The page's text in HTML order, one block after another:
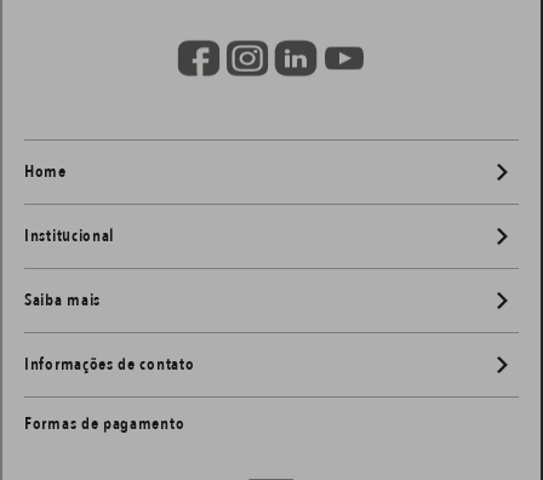
Home
Institucional
Saiba mais
Informações de contato
Formas de pagamento